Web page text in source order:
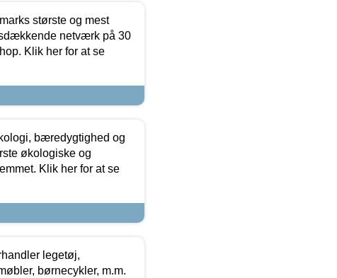
største og mest
netværk på 30
Klik her for at se
bæredygtighed og
økologiske og
Klik her for at se
legetøj,
børnecykler, m.m.